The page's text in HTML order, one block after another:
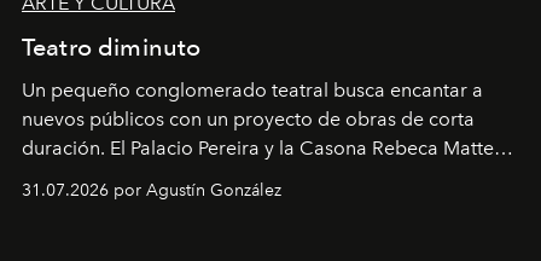
Teatro diminuto
Un pequeño conglomerado teatral busca encantar a
nuevos públicos con un proyecto de obras de corta
duración. El Palacio Pereira y la Casona Rebeca Matte
miniobras. Sus puestas en escena son limpias; ponen el
31.07.2026 por Agustín González